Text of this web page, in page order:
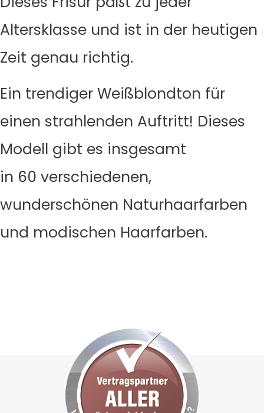
Altersklasse und ist in der heutigen
Zeit genau richtig.
Ein trendiger Weißblondton für
einen strahlenden Auftritt! Dieses
Modell gibt es insgesamt
in 60 verschiedenen,
wunderschönen Naturhaarfarben
und modischen Haarfarben.